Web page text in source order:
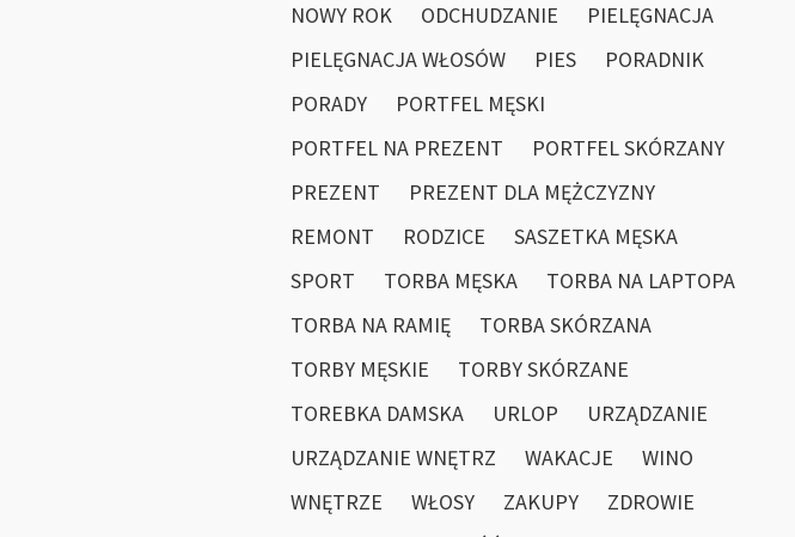
NOWY ROK
ODCHUDZANIE
PIELĘGNACJA
PIELĘGNACJA WŁOSÓW
PIES
PORADNIK
PORADY
PORTFEL MĘSKI
PORTFEL NA PREZENT
PORTFEL SKÓRZANY
PREZENT
PREZENT DLA MĘŻCZYZNY
REMONT
RODZICE
SASZETKA MĘSKA
SPORT
TORBA MĘSKA
TORBA NA LAPTOPA
TORBA NA RAMIĘ
TORBA SKÓRZANA
TORBY MĘSKIE
TORBY SKÓRZANE
TOREBKA DAMSKA
URLOP
URZĄDZANIE
URZĄDZANIE WNĘTRZ
WAKACJE
WINO
WNĘTRZE
WŁOSY ZAKUPY
ZDROWIE